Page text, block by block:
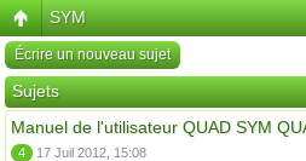
SYM
Écrire un nouveau sujet
Sujets
Manuel de l'utilisateur QUAD SYM
4 17 Juil 2012, 15:08